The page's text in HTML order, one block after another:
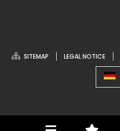
SITEMAP LEGAL NOTICE